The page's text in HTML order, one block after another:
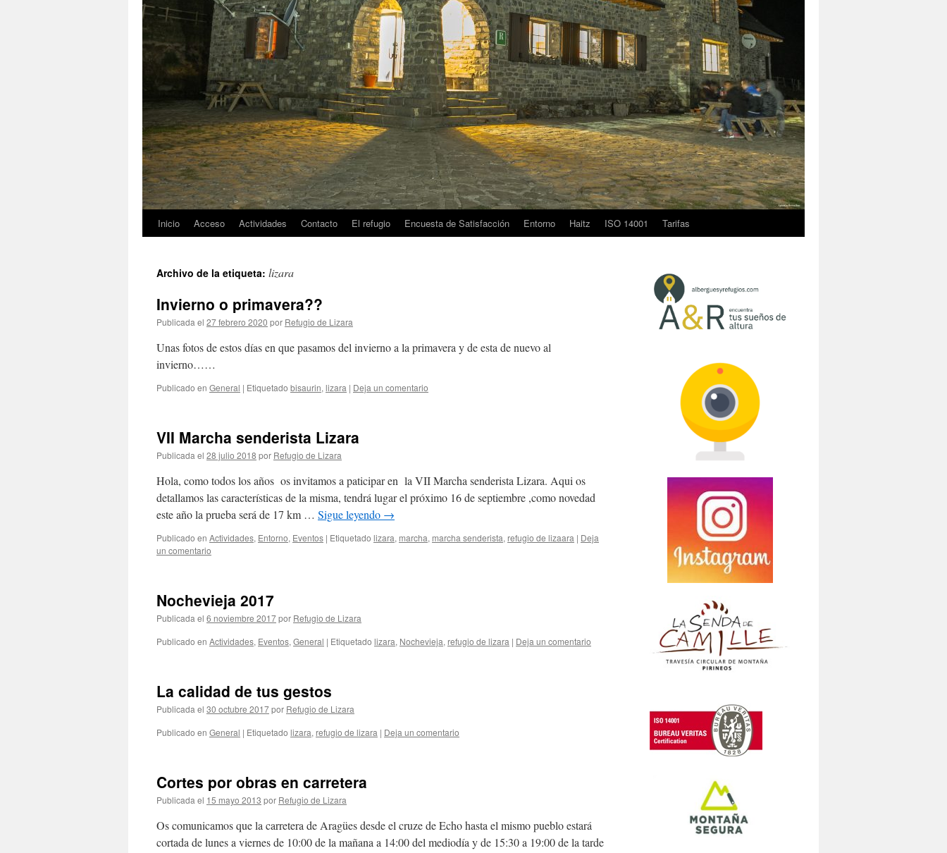
Inicio Acceso Actividades Contacto El refugio Encuesta de Satisfacción Entorno Haitz ISO 14001 Tarifas
Archivo de la etiqueta: lizara
Invierno o primavera??
Publicada el 27 febrero 2020 por Refugio de Lizara
Unas fotos de estos días en que pasamos del invierno a la primavera y de esta de nuevo al
invierno……
Publicado en General | Etiquetado bisaurin, lizara | Deja un comentario
VII Marcha senderista Lizara
Publicada el 28 julio 2018 por Refugio de Lizara
Hola, como todos los años os invitamos a paticipar en la VII Marcha senderista Lizara. Aqui os
detallamos las características de la misma, tendrá lugar el próximo 16 de septiembre ,como novedad
este año la prueba será de 17 km … Sigue leyendo →
Publicado en Actividades, Entorno, Eventos | Etiquetado lizara, marcha, marcha senderista, refugio de lizaara | Deja
un comentario
Nochevieja 2017
Publicada el 6 noviembre 2017por Refugio de Lizara
Publicado en Actividades, Eventos, General | Etiquetado lizara, Nochevieja, refugio de lizara | Deja un comentario
La calidad de tus gestos
Publicada el 30 octubre 2017por Refugio de Lizara
Publicado en General | Etiquetado lizara, refugio de lizara | Deja un comentario
Cortes por obras en carretera
Publicada el 15 mayo 2013 por Refugio de Lizara
Os comunicamos que la carretera de Aragües desde el cruze de Echo hasta el mismo pueblo estará
cortada de lunes a viernes de 10:00 de la mañana a 14:00 del mediodía y de 15:30 a 19:00 de la tarde